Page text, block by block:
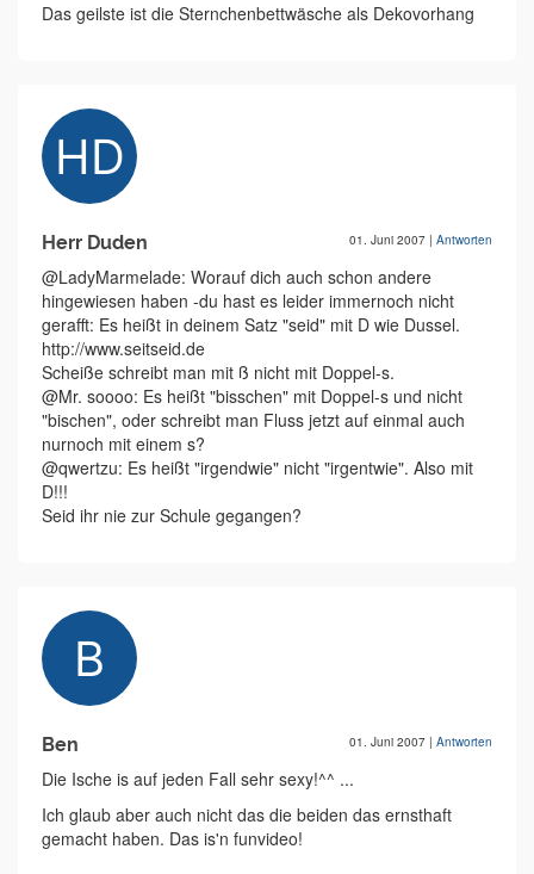
Das geilste ist die Sternchenbettwäsche als Dekovorhang
Herr Duden 01. Juni 2007 | Antworten
@LadyMarmelade: Worauf dich auch schon andere
hingewiesen haben -du hast es leider immernoch nicht
gerafft: Es heißt in deinem Satz "seid" mit D wie Dussel.
http://www.seitseid.de
Scheiße schreibt man mit ß nicht mit Doppel-s.
@Mr. soooo: Es heißt "bisschen" mit Doppel-s und nicht
"bischen", oder schreibt man Fluss jetzt auf einmal auch
nurnoch mit einem s?
@qwertzu: Es heißt "irgendwie" nicht "irgentwie". Also mit
D!!!
Seid ihr nie zur Schule gegangen?
Ben 01. Juni 2007 | Antworten
Die Ische is auf jeden Fall sehr sexy!^^ ...
Ich glaub aber auch nicht das die beiden das ernsthaft
gemacht haben. Das is'n funvideo!